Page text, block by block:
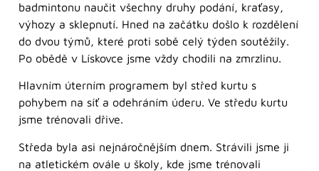
badmintonu naučit všechny druhy podání, kraťasy,
výhozy a sklepnutí. Hned na začátku došlo k rozdělení
do dvou týmů, které proti sobě celý týden soutěžily.
Po obědě v Lískovce jsme vždy chodili na zmrzlinu.
Hlavním úterním programem byl střed kurtu s
pohybem na síť a odehráním úderu. Ve středu kurtu
jsme trénovali dřive.
Středa byla asi nejnáročnějším dnem. Strávili jsme ji
na atletickém ovále u školy, kde jsme trénovali